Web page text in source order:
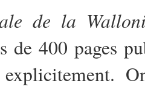
de la
de 400 pages